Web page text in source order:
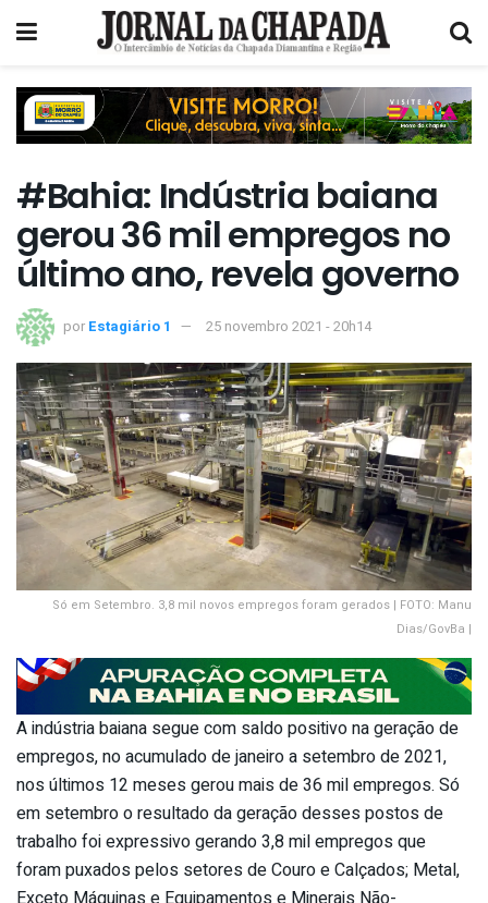
#Bahia: Indústria baiana
gerou 36 mil empregos no
último ano, revela governo
por Estagiário 1 25 novembro 2021 - 20h14
Só em Setembro. 3,8 mil novos empregos foram gerados | FOTO: Manu
Dias/GovBa |
A indústria baiana segue com saldo positivo na geração de
empregos, no acumulado de janeiro a setembro de 2021,
nos últimos 12 meses gerou mais de 36 mil empregos. Só
em setembro o resultado da geração desses postos de
trabalho foi expressivo gerando 3,8 mil empregos que
foram puxados pelos setores de Couro e Calçados; Metal,